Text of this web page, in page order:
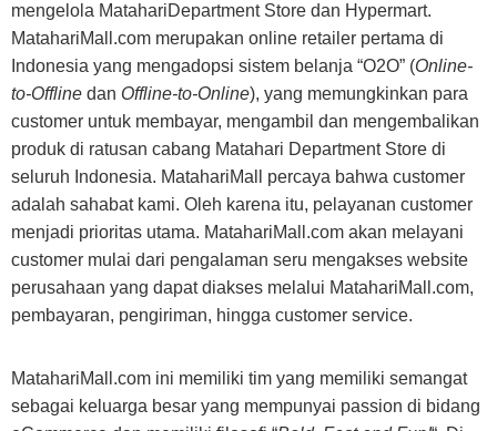
mengelola MatahariDepartment Store dan Hypermart.
MatahariMall.com merupakan online retailer pertama di
Indonesia yang mengadopsi sistem belanja “O2O” (Online-
to-Offline dan Offline-to-Online), yang memungkinkan para
customer untuk membayar, mengambil dan mengembalikan
produk di ratusan cabang Matahari Department Store di
seluruh Indonesia. MatahariMall percaya bahwa customer
adalah sahabat kami. Oleh karena itu, pelayanan customer
menjadi prioritas utama. MatahariMall.com akan melayani
customer mulai dari pengalaman seru mengakses website
perusahaan yang dapat diakses melalui MatahariMall.com,
pembayaran, pengiriman, hingga customer service.
MatahariMall.com ini memiliki tim yang memiliki semangat
sebagai keluarga besar yang mempunyai passion di bidang